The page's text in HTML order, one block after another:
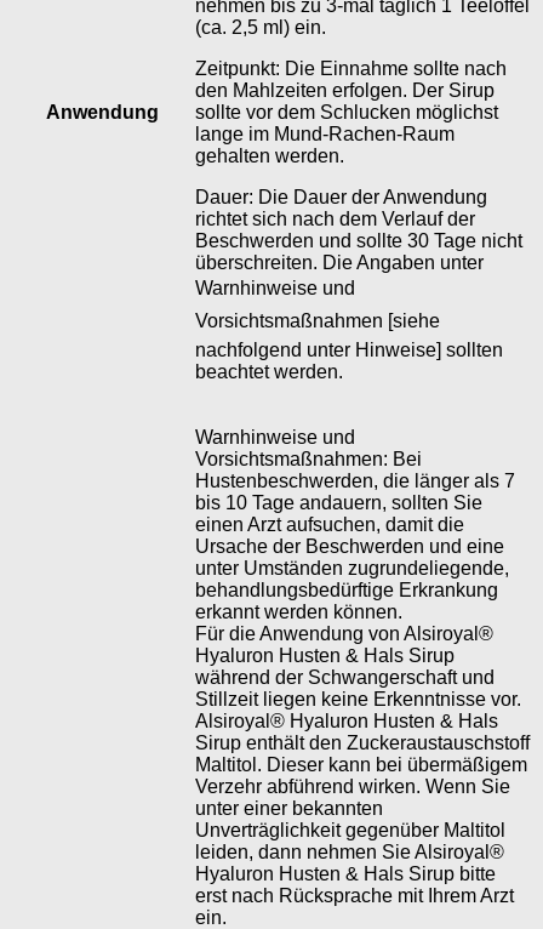
Anwendung
nehmen bis zu 3-mal täglich 1 Teelöffel
(ca. 2,5 ml) ein.
Zeitpunkt: Die Einnahme sollte nach
den Mahlzeiten erfolgen. Der Sirup
sollte vor dem Schlucken möglichst
lange im Mund-Rachen-Raum
gehalten werden.
Dauer: Die Dauer der Anwendung
richtet sich nach dem Verlauf der
Beschwerden und sollte 30 Tage nicht
überschreiten. Die Angaben unter
Warnhinweise und
Vorsichtsmaßnahmen [siehe
nachfolgend unter Hinweise] sollten
beachtet werden.
Warnhinweise und
Vorsichtsmaßnahmen: Bei
Hustenbeschwerden, die länger als 7
bis 10 Tage andauern, sollten Sie
einen Arzt aufsuchen, damit die
Ursache der Beschwerden und eine
unter Umständen zugrundeliegende,
behandlungsbedürftige Erkrankung
erkannt werden können.
Für die Anwendung von Alsiroyal®
Hyaluron Husten & Hals Sirup
während der Schwangerschaft und
Stillzeit liegen keine Erkenntnisse vor.
Alsiroyal® Hyaluron Husten & Hals
Sirup enthält den Zuckeraustauschstoff
Maltitol. Dieser kann bei übermäßigem
Verzehr abführend wirken. Wenn Sie
unter einer bekannten
Unverträglichkeit gegenüber Maltitol
leiden, dann nehmen Sie Alsiroyal®
Hyaluron Husten & Hals Sirup bitte
erst nach Rücksprache mit Ihrem Arzt
ein.